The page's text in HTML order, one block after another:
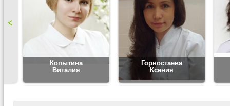
Копытина
Виталия
Горностаева
Ксения